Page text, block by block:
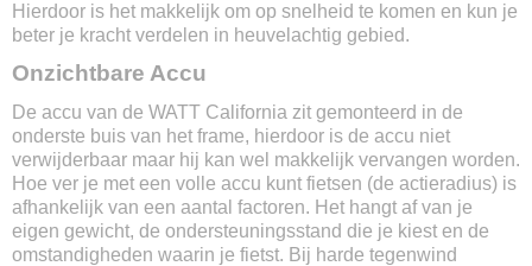
Remsysteem voor
Schijfrem
Remsysteem achter
Display
Ja
Aantal ondersteuningsstanden
5
Snelheidsmeter
Nee
Hierdoor is het makkelijk om op snelheid te komen en kun je
beter je kracht verdelen in heuvelachtig gebied.
Onzichtbare Accu
De accu van de WATT California zit gemonteerd in de
onderste buis van het frame, hierdoor is de accu niet
verwijderbaar maar hij kan wel makkelijk vervangen worden.
Hoe ver je met een volle accu kunt fietsen (de actieradius) is
afhankelijk van een aantal factoren. Het hangt af van je
eigen gewicht, de ondersteuningsstand die je kiest en de
omstandigheden waarin je fietst. Bij harde tegenwind